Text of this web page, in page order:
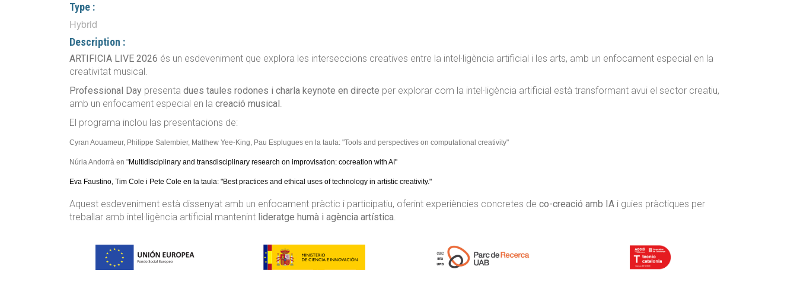
Type :
Hybrid
Description :
ARTIFICIA LIVE 2026 és un esdeveniment que explora les interseccions creatives entre la intel·ligència artificial i les arts, amb un enfocament especial en la
creativitat musical.
Professional Day presenta dues taules rodones i charla keynote en directe per explorar com la intel·ligència artificial està transformant avui el sector creatiu,
amb un enfocament especial en la creació musical.
El programa inclou las presentacions de:
Cyran Aouameur, Philippe Salembier, Matthew Yee-King, Pau Esplugues en la taula: "Tools and perspectives on computational creativity"
Núria Andorrà en "Multidisciplinary and transdisciplinary research on improvisation: cocreation with AI"
Eva Faustino, Tim Cole i Pete Cole en la taula: "Best practices and ethical uses of technology in artistic creativity."
Aquest esdeveniment està dissenyat amb un enfocament pràctic i participatiu, oferint experiències concretes de co-creació amb IA i guies pràctiques per
treballar amb intel·ligència artificial mantenint lideratge humà i agència artística.